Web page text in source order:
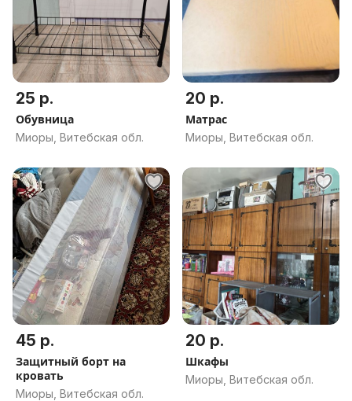
25 р.
Обувница
Миоры, Витебская обл.
20 р.
Матрас
Миоры, Витебская обл.
45 р.
Защитный борт на
кровать
Миоры, Витебская обл.
20 р.
Шкафы
Миоры, Витебская обл.